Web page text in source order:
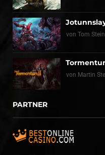
von Tom
von Martin
PARTNER